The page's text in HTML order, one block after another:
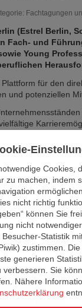
Fachtagungen
(Estrel Berlin,
Fach- und
Young
für den
und potenziellen
und individuelle
Besucher/
kennen, sondern
auf
gibt es
hier.
Kategorie
Career Week
und Brandenburg
Uhr:
Cookies,
zu machen, indem
nicht richtig
können Sie
nicht
Statistik
zustimmen.
generieren
verbessern. Sie
Nähere